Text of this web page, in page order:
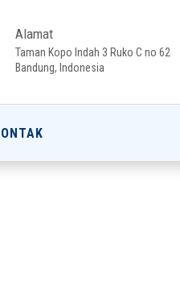
Alamat
Taman Kopo Indah 3 Ruko C no 62
Bandung, Indonesia